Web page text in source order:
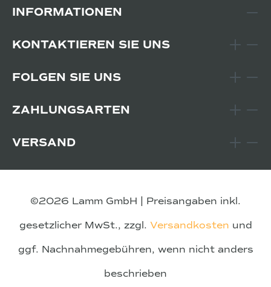
INFORMATIONEN
KONTAKTIEREN SIE UNS
FOLGEN SIE UNS
ZAHLUNGSARTEN
VERSAND
©2026 Lamm GmbH | Preisangaben inkl.
gesetzlicher MwSt., zzgl. Versandkosten und
ggf. Nachnahmegebühren, wenn nicht anders
beschrieben